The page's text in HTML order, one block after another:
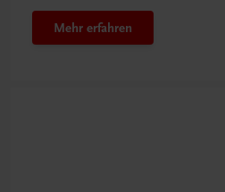
Mehr erfahren